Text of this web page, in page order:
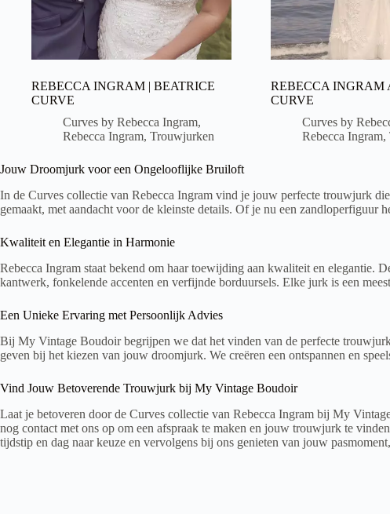
REBECCA INGRAM | BEATRICE
CURVE
Curves by Rebecca Ingram,
Rebecca Ingram, Trouwjurken
REBECCA INGRAM
CURVE
Curves by
Rebecca Ingram,
Jouw Droomjurk voor een Ongelooflijke Bruiloft
In de Curves collectie van Rebecca Ingram vind je jouw perfecte trouwjurk
gemaakt, met aandacht voor de kleinste details. Of je nu een
Kwaliteit en Elegantie in Harmonie
Rebecca Ingram staat bekend om haar toewijding aan kwaliteit en elegantie.
kantwerk, fonkelende accenten en verfijnde borduursels. Elke jurk is een
Een Unieke Ervaring met Persoonlijk Advies
Bij My Vintage Boudoir begrijpen we dat het vinden van de perfecte
geven bij het kiezen van jouw droomjurk. We creëren een ontspannen en
Vind Jouw Betoverende Trouwjurk bij My Vintage Boudoir
Laat je betoveren door de Curves collectie van Rebecca Ingram bij My
nog contact met ons op om een afspraak te maken en jouw trouwjurk te
tijdstip en dag naar keuze en vervolgens bij ons genieten van jouw